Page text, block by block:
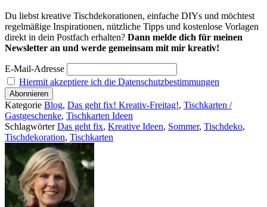
Du liebst kreative Tischdekorationen, einfache DIYs und möchtest
regelmäßige Inspirationen, nützliche Tipps und kostenlose Vorlagen
direkt in dein Postfach erhalten? Dann melde dich für meinen
Newsletter an und werde gemeinsam mit mir kreativ!
E-Mail-Adresse
Hiermit akzeptiere ich die Datenschutzbestimmungen
Kategorie Blog, Das geht fix! Kreativ-Freitag!, Tischkarten /
Gastgeschenke, Tischkarten Ideen
SchlagwörterDas geht fix, Kreative Ideen, Sommer, Tischdeko,
Tischdekoration, Tischkarten